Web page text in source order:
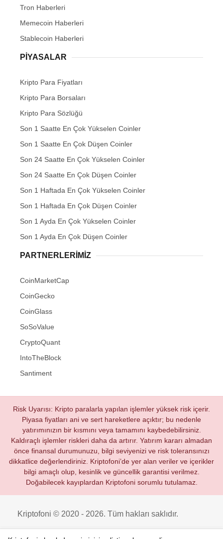
Tron Haberleri
Memecoin Haberleri
Stablecoin Haberleri
PIYASALAR
Kripto Para Fiyatları
Kripto Para Borsaları
Kripto Para Sözlüğü
Son 1 Saatte En Çok Yükselen Coinler
Son 1 Saatte En Çok Düşen Coinler
Son 24 Saatte En Çok Yükselen Coinler
Son 24 Saatte En Çok Düşen Coinler
Son 1 Haftada En Çok Yükselen Coinler
Son 1 Haftada En Çok Düşen Coinler
Son 1 Ayda En Çok Yükselen Coinler
Son 1 Ayda En Çok Düşen Coinler
PARTNERLERIMIZ
CoinMarketCap
CoinGecko
CoinGlass
SoSoValue
CryptoQuant
IntoTheBlock
Santiment
Risk Uyarısı: Kripto paralarla yapılan işlemler yüksek risk içerir.
Piyasa fiyatları ani ve sert hareketlere açıktır; bu nedenle
yatırımınızın bir kısmını veya tamamını kaybedebilirsiniz.
Kaldıraçlı işlemler riskleri daha da artırır. Yatırım kararı almadan
önce finansal durumunuzu, bilgi seviyenizi ve risk toleransınızı
dikkatlice değerlendiriniz. Kriptofoni’de yer alan veriler ve içerikler
bilgi amaçlı olup, kesinlik ve güncellik garantisi verilmez.
Doğabilecek kayıplardan Kriptofoni sorumlu tutulamaz.
Kriptofoni © 2020 - 2026. Tüm hakları saklıdır.